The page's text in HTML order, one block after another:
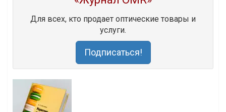
Для всех, кто продает оптические товары и
услуги.
Подписаться!